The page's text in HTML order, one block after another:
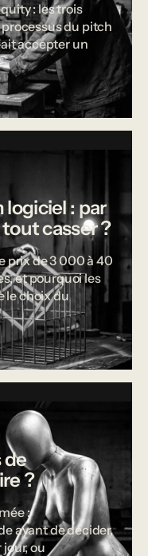
: les trois
du pitch
accepter un
logiciel : par
casser ?
prix de 3 000 à 40
et pourquoi les
le choix du
de
?
:
avant de décider,
ou